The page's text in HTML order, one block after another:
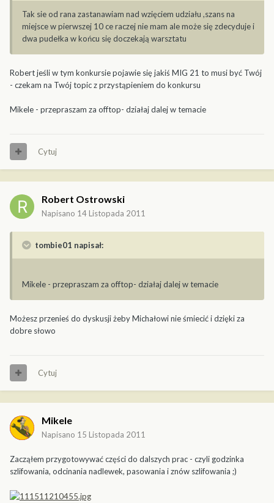
Tak sie od rana zastanawiam nad wzięciem udziału ,szans na
miejsce w pierwszej 10 ce raczej nie mam ale może się zdecyduje i
dwa pudełka w końcu się doczekają warsztatu
Robert jeśli w tym konkursie pojawie się jakiś MIG 21 to musi być Twój
- czekam na Twój topic z przystąpieniem do konkursu
Mikele - przepraszam za offtop- działaj dalej w temacie
Cytuj
Robert Ostrowski
Napisano 14 Listopada 2011
tombie01 napisał:
Mikele - przepraszam za offtop- działaj dalej w temacie
Możesz przenieś do dyskusji żeby Michałowi nie śmiecić i dzięki za
dobre słowo
Cytuj
Mikele
Napisano 15 Listopada 2011
Zacząłem przygotowywać części do dalszych prac - czyli godzinka
szlifowania, odcinania nadlewek, pasowania i znów szlifowania ;)